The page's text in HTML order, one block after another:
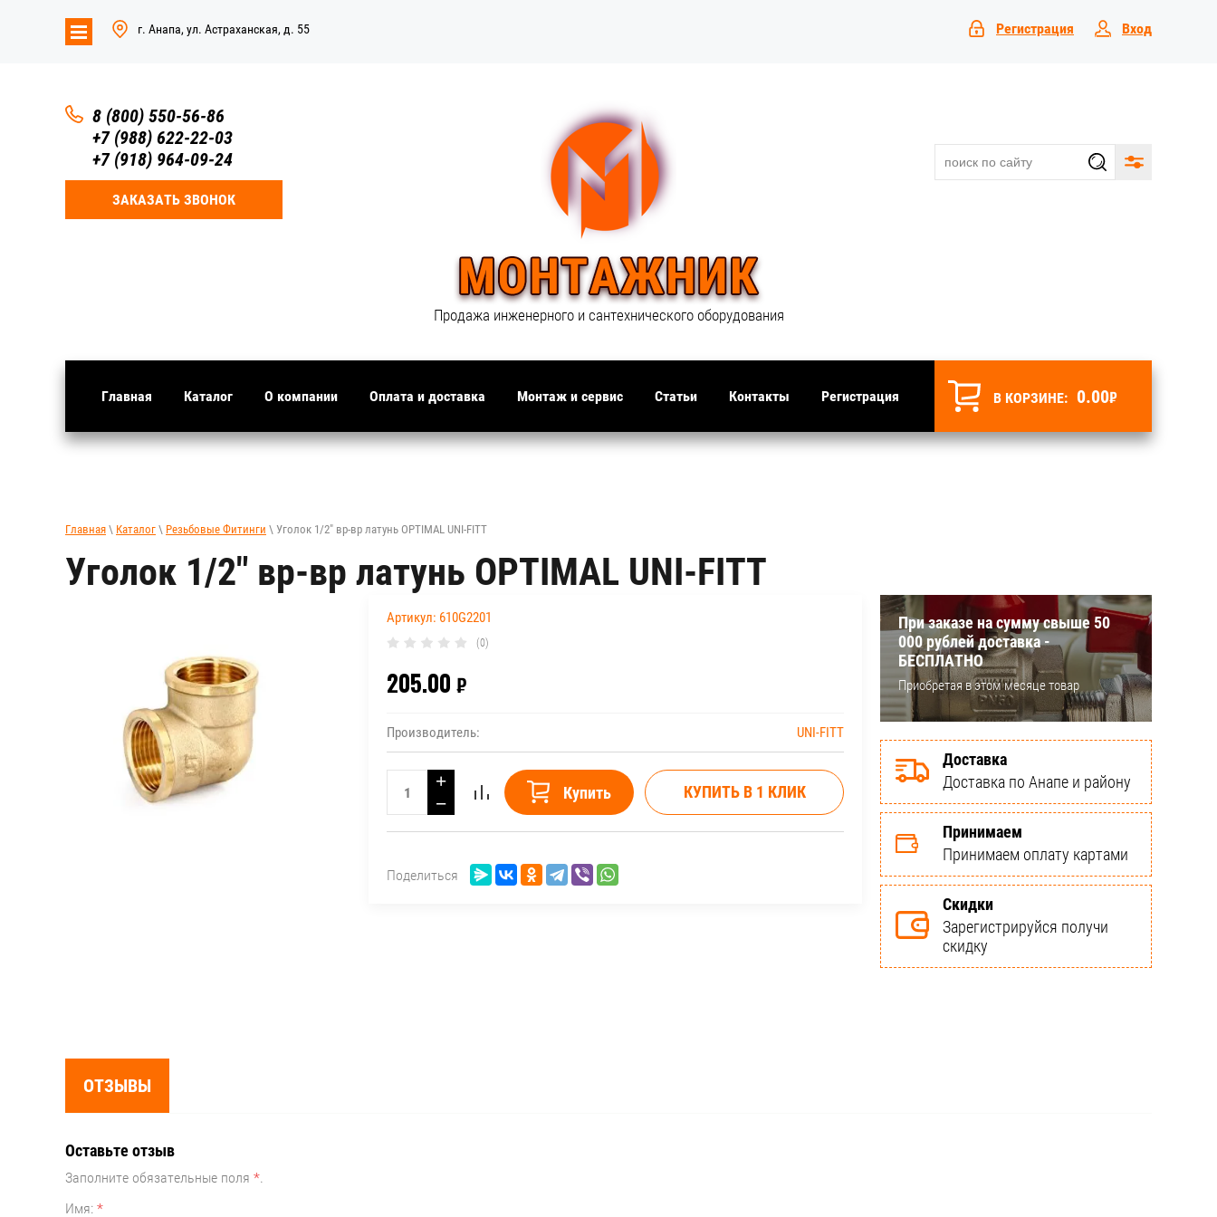
г. Анапа, ул. Астраханская, д. 55 Регистрация Вход
8 (800) 550-56-86
+7 (988) 622-22-03
+7 (918) 964-09-24
ЗАКАЗАТЬ ЗВОНОК
Продажа инженерного и сантехнического оборудования
Главная Каталог О компании Оплата и доставка Монтаж и сервис Статьи Контакты Регистрация В КОРЗИНЕ: 0.00₽
Главная \ Каталог \ Резьбовые Фитинги \ Уголок 1/2" вр-вр латунь OPTIMAL UNI-FITT
Уголок 1/2" вр-вр латунь OPTIMAL UNI-FITT
Артикул: 610G2201
(0)
205.00 ₽
Производитель: UNI-FITT
−
+
Купить КУПИТЬ В 1 КЛИК
Поделиться
При заказе на сумму свыше 50
000 рублей доставка -
БЕСПЛАТНО
Приобретая в этом месяце товар
Доставка
Доставка по Анапе и району
Принимаем
Принимаем оплату картами
Скидки
Зарегистрируйся получи
скидку
ОТЗЫВЫ
Оставьте отзыв
Заполните обязательные поля *.
Имя: *